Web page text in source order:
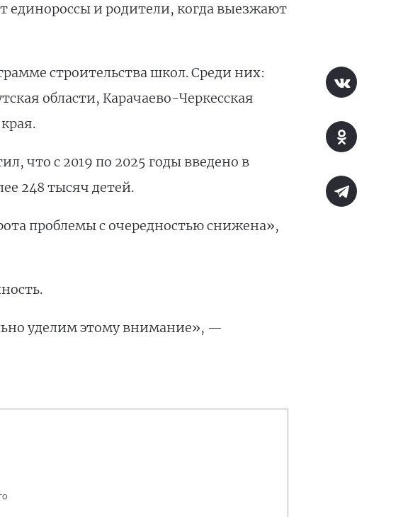
единороссы и родители, когда выезжают
строительства школ. Среди них:
области, Карачаево-Черкесская
что с 2019 по 2025 годы введено в
248 тысяч детей.
проблемы с очередностью снижена»,
уделим этому внимание», —